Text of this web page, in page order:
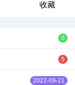
收藏
0
5
2022-09-21